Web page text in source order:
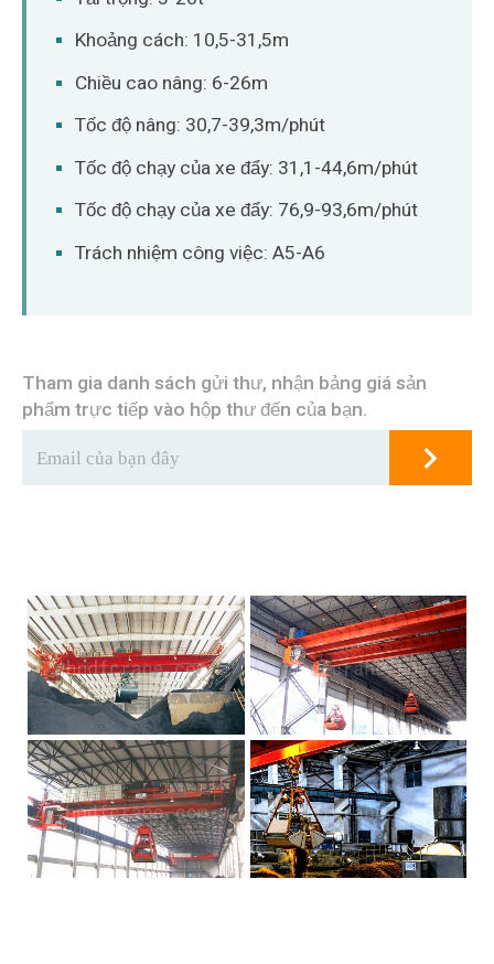
Khoảng cách: 10,5-31,5m
Chiều cao nâng: 6-26m
Tốc độ nâng: 30,7-39,3m/phút
Tốc độ chạy của xe đẩy: 31,1-44,6m/phút
Tốc độ chạy của xe đẩy: 76,9-93,6m/phút
Trách nhiệm công việc: A5-A6
Tham gia danh sách gửi thư, nhận bảng giá sản
phẩm trực tiếp vào hộp thư đến của bạn.